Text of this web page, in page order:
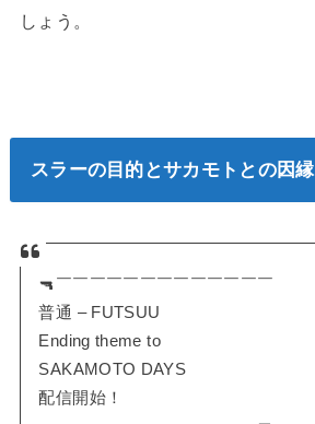
しょう。
スラーの目的とサカモトとの因縁
🔫￣￣￣￣￣￣￣￣￣￣￣￣￣
普通 – FUTSUU
Ending theme to
SAKAMOTO DAYS
配信開始！